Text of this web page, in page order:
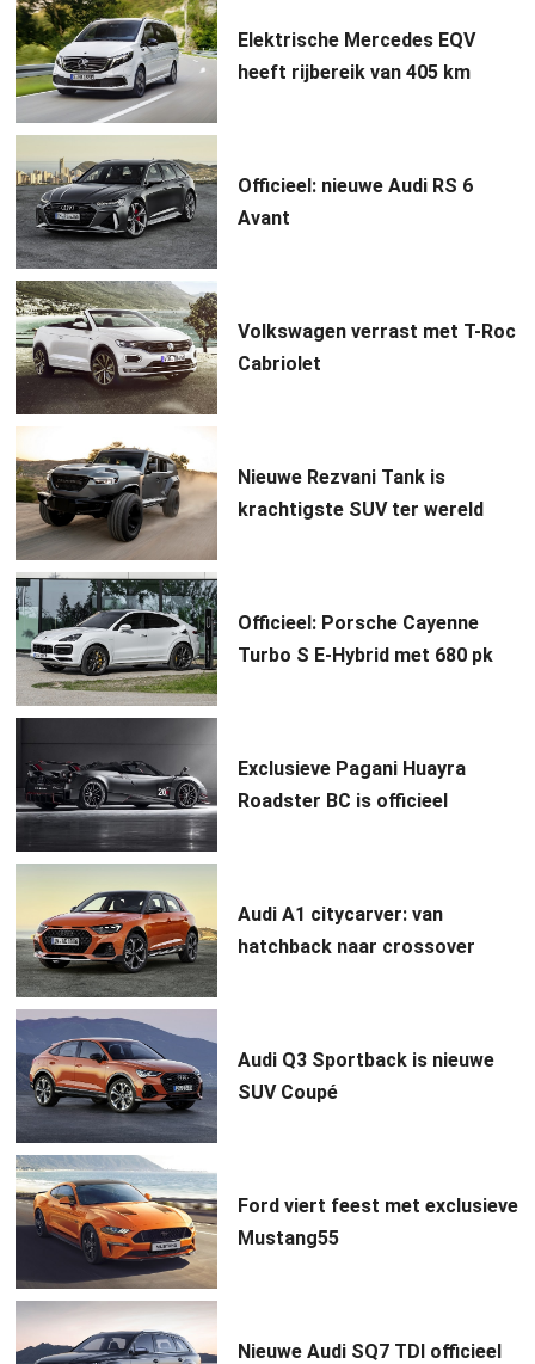
Elektrische Mercedes EQV
heeft rijbereik van 405 km
Officieel: nieuwe Audi RS 6
Avant
Volkswagen verrast met T-Roc
Cabriolet
Nieuwe Rezvani Tank is
krachtigste SUV ter wereld
Officieel: Porsche Cayenne
Turbo S E-Hybrid met 680 pk
Exclusieve Pagani Huayra
Roadster BC is officieel
Audi A1 citycarver: van
hatchback naar crossover
Audi Q3 Sportback is nieuwe
SUV Coupé
Ford viert feest met exclusieve
Mustang55
Nieuwe Audi SQ7 TDI officieel